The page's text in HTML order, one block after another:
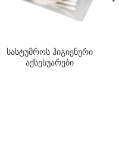
სასტუმროს ჰიგიენური
აქსესუარები